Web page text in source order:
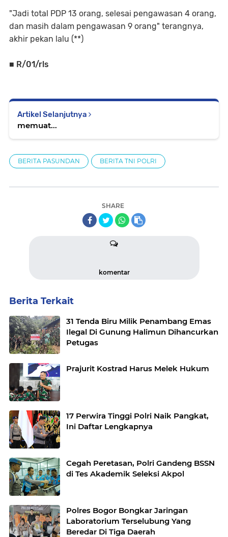
"Jadi total PDP 13 orang, selesai pengawasan 4 orang,
dan masih dalam pengawasan 9 orang" terangnya,
akhir pekan lalu (**)
■ R/01/rls
Artikel Selanjutnya
memuat...
BERITA PASUNDAN BERITA TNI POLRI
SHARE
komentar
Berita Terkait
31 Tenda Biru Milik Penambang Emas
Ilegal Di Gunung Halimun Dihancurkan
Petugas
Prajurit Kostrad Harus Melek Hukum
17 Perwira Tinggi Polri Naik Pangkat,
Ini Daftar Lengkapnya
Cegah Peretasan, Polri Gandeng BSSN
di Tes Akademik Seleksi Akpol
Polres Bogor Bongkar Jaringan
Laboratorium Terselubung Yang
Beredar Di Tiga Daerah